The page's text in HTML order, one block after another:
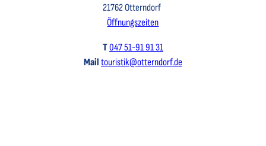
21762 Otterndorf
Öffnungszeiten
T047 51-91 91 31
Mail touristik@otterndorf.de